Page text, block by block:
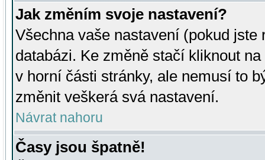
Jak změním svoje nastavení?
Všechna vaše nastavení (pokud
databázi. Ke změně stačí kliknout
v horní části stránky, ale nemusí to
změnit veškerá svá nastavení.
Návrat nahoru
Časy jsou špatně!